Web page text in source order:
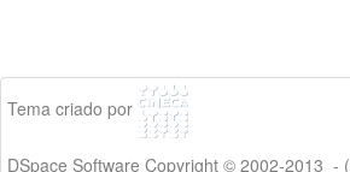
Tema criado por
DSpace Software Copyright © 2002-2013 -